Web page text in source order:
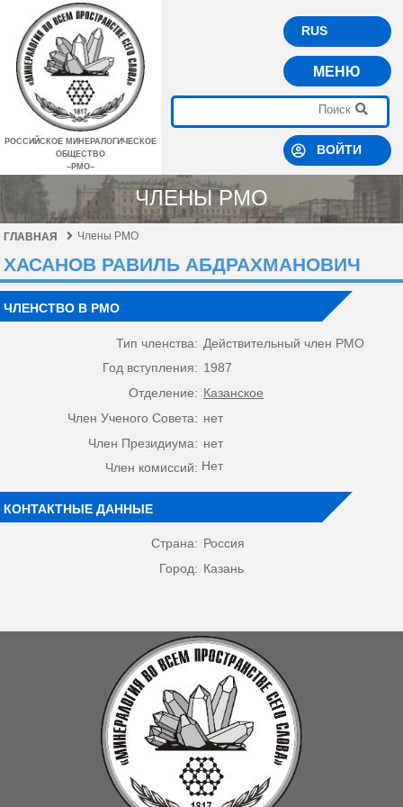
РОССИЙСКОЕ МИНЕРАЛОГИЧЕСКОЕ
ОБЩЕСТВО
–РМО–
RUS
МЕНЮ
ВОЙТИ
ЧЛЕНЫ РМО
ГЛАВНАЯ Члены РМО
ХАСАНОВ РАВИЛЬ АБДРАХМАНОВИЧ
ЧЛЕНСТВО В РМО
Тип членства: Действительный член РМО
Год вступления: 1987
Отделение: Казанское
Член Ученого Совета: нет
Член Президиума: нет
Член комиссий: Нет
КОНТАКТНЫЕ ДАННЫЕ
Страна: Россия
Город: Казань